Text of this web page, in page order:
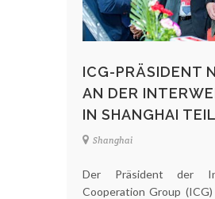
ICG-PRÄSIDENT
AN DER
IN SHANGHAI TEIL
Shanghai
Der Präsident der
Cooperation Group (ICG)